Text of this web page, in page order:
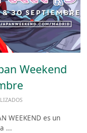
Weekend
WEEKEND es un
...